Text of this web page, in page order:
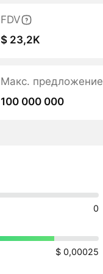
FDV
$ 23,2K
Макс. предложение
100 000 000
0
$ 0,00025